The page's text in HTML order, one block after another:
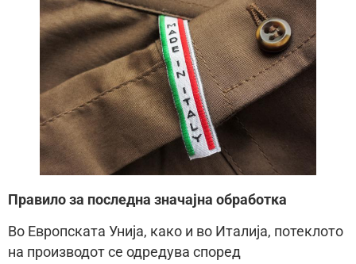
Правило за последна значајна обработка
Во Европската Унија, како и во Италија, потеклото
на производот се одредува според